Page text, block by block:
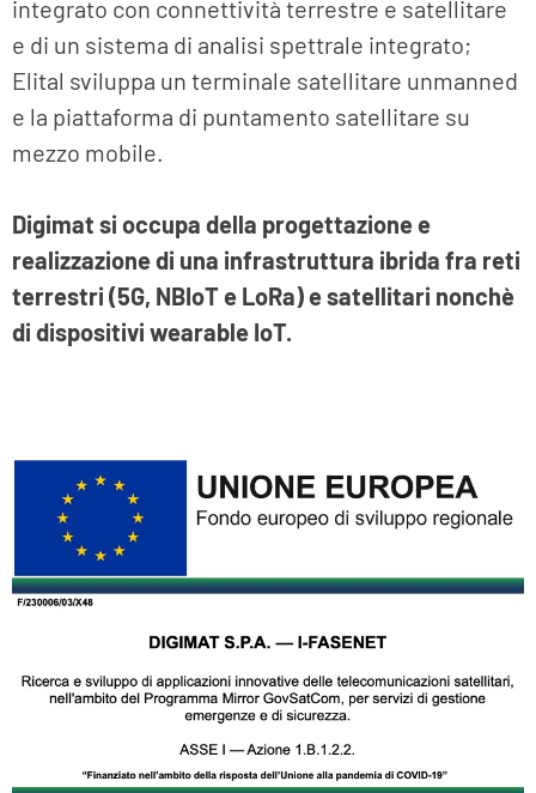
integrato con connettività terrestre e satellitare
e di un sistema di analisi spettrale integrato;
Elital sviluppa un terminale satellitare unmanned
e la piattaforma di puntamento satellitare su
mezzo mobile.
Digimat si occupa della progettazione e
realizzazione di una infrastruttura ibrida fra reti
terrestri (5G, NBIoT e LoRa) e satellitari nonchè
di dispositivi wearable IoT.